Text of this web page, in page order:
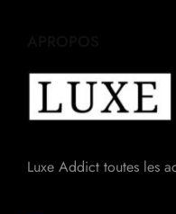
Luxe Addict toutes les